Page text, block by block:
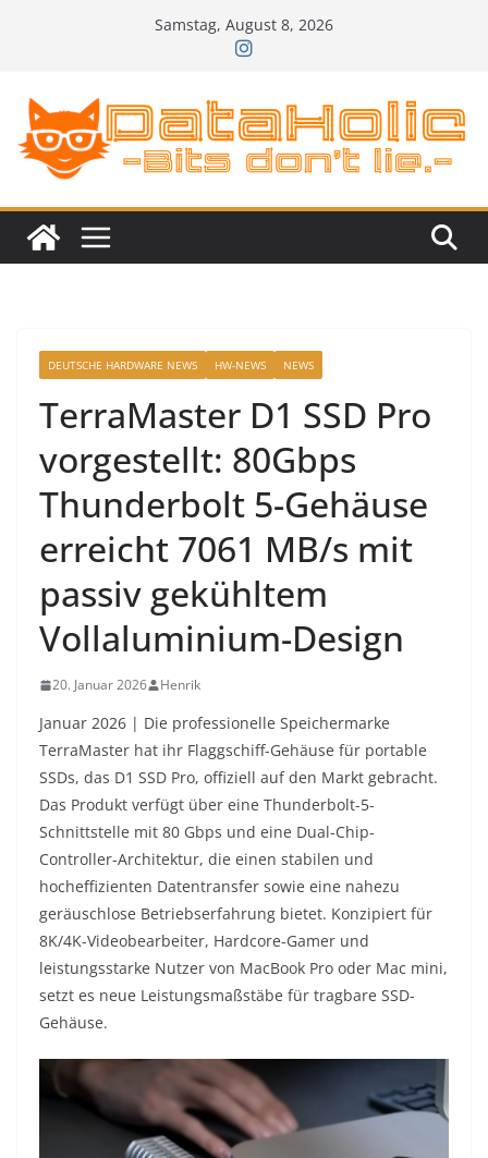
Samstag, August 8, 2026
DEUTSCHE HARDWARE NEWS HW-NEWS NEWS
TerraMaster D1 SSD Pro
vorgestellt: 80Gbps
Thunderbolt 5-Gehäuse
erreicht 7061 MB/s mit
passiv gekühltem
Vollaluminium-Design
20. Januar 2026 Henrik
Januar 2026 | Die professionelle Speichermarke
TerraMaster hat ihr Flaggschiff-Gehäuse für portable
SSDs, das D1 SSD Pro, offiziell auf den Markt gebracht.
Das Produkt verfügt über eine Thunderbolt-5-
Schnittstelle mit 80 Gbps und eine Dual-Chip-
Controller-Architektur, die einen stabilen und
hocheffizienten Datentransfer sowie eine nahezu
geräuschlose Betriebserfahrung bietet. Konzipiert für
8K/4K-Videobearbeiter, Hardcore-Gamer und
leistungsstarke Nutzer von MacBook Pro oder Mac mini,
setzt es neue Leistungsmaßstäbe für tragbare SSD-
Gehäuse.